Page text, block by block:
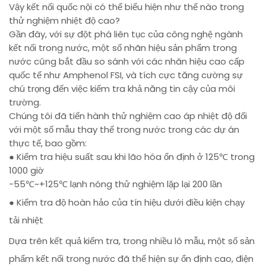
Vậy kết nối quốc nội có thể biểu hiện như thế nào trong
thử nghiệm nhiệt độ cao?
Gần đây, với sự đột phá liên tục của công nghệ ngành
kết nối trong nước, một số nhãn hiệu sản phẩm trong
nước cũng bắt đầu so sánh với các nhãn hiệu cao cấp
quốc tế như Amphenol FSI, và tích cực tăng cường sự
chú trọng đến việc kiểm tra khả năng tin cậy của môi
trường.
Chúng tôi đã tiến hành thử nghiệm cao áp nhiệt độ đối
với một số mẫu thay thế trong nước trong các dự án
thực tế, bao gồm:
● Kiểm tra hiệu suất sau khi lão hóa ổn định ở 125℃ trong
1000 giờ
-55℃~+125℃ lạnh nóng thử nghiệm lặp lại 200 lần
● Kiểm tra độ hoàn hảo của tín hiệu dưới điều kiện chạy
tải nhiệt
Dựa trên kết quả kiểm tra, trong nhiều lô mẫu, một số sản
phẩm kết nối trong nước đã thể hiện sự ổn định cao, điện